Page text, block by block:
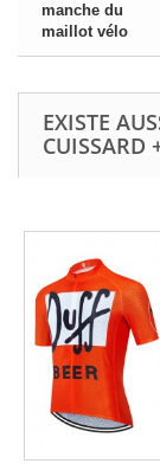
manche du
maillot vélo
EXISTE
CUISSARD